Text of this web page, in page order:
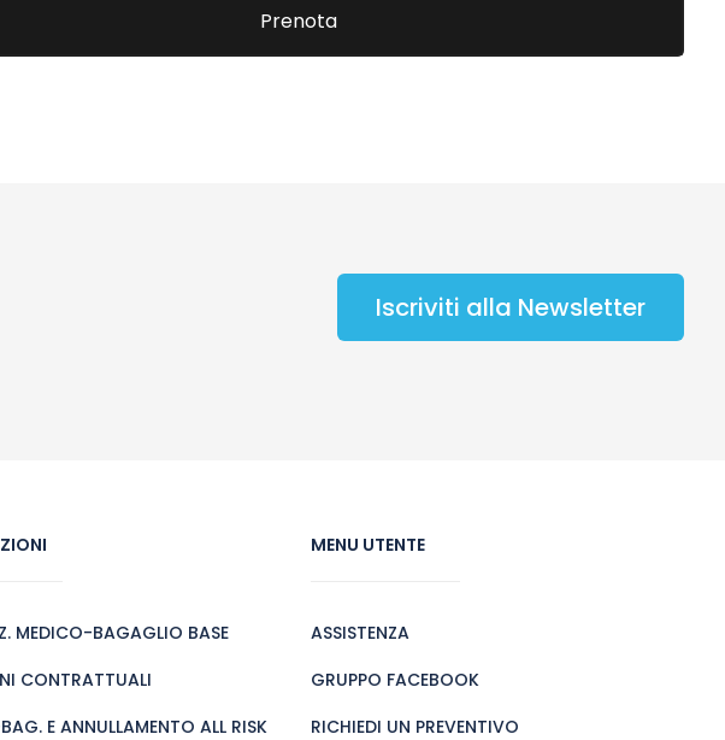
Prenota
Iscriviti alla Newsletter
MEDICO-BAGAGLIO BASE
CONTRATTUALI
E ANNULLAMENTO ALL RISK
MENU UTENTE
ASSISTENZA
GRUPPO FACEBOOK
RICHIEDI UN PREVENTIVO